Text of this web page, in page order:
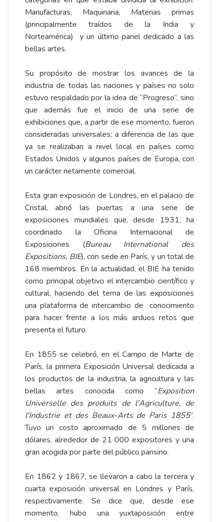
Manufacturas, Maquinaria, Materias primas
(principalmente traídos de la India y
Norteamérica) y un último panel dedicado a las
bellas artes.
Su propósito de mostrar los avances de la
industria de todas las naciones y países no solo
estuvo respaldado por la idea de “Progreso”, sino
que además fue el inicio de una serie de
exhibiciones que, a partir de ese momento, fueron
consideradas universales; a diferencia de las que
ya se realizaban a nivel local en países como
Estados Unidos y algunos países de Europa, con
un carácter netamente comercial.
Esta gran exposición de Londres, en el palacio de
Cristal, abrió las puertas a una serie de
exposiciones mundiales que, desde 1931, ha
coordinado la Oficina Internacional de
Exposiciones (Bureau International des
Expositions, BIE), con sede en París, y un total de
168 miembros. En la actualidad, el BIE ha tenido
como principal objetivo el intercambio científico y
cultural, haciendo del tema de las exposiciones
una plataforma de intercambio de conocimiento
para hacer frente a los más arduos retos que
presenta el futuro.
En 1855 se celebró, en el Campo de Marte de
París, la primera Exposición Universal dedicada a
los productos de la industria, la agricultura y las
bellas artes conocida como “Exposition
Universelle des produits de l'Agriculture, de
l'Industrie et des Beaux-Arts de Paris 1855”.
Tuvo un costo aproximado de 5 millones de
dólares, alrededor de 21 000 expositores y una
gran acogida por parte del público parisino.
En 1862 y 1867, se llevaron a cabo la tercera y
cuarta exposición universal en Londres y París,
respectivamente. Se dice que, desde ese
momento, hubo una yuxtaposición entre